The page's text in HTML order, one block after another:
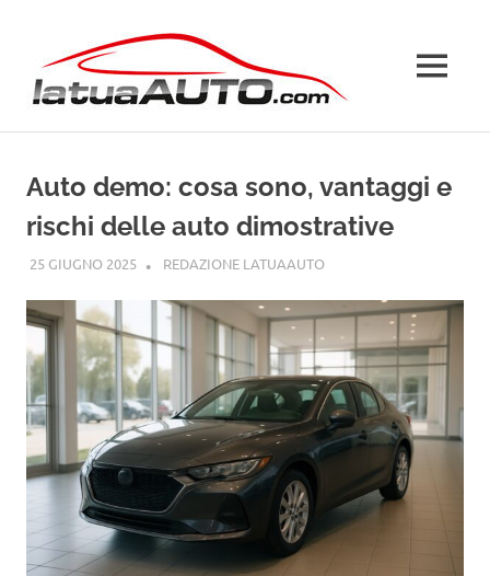
contenuto
MENU
Auto demo: cosa sono, vantaggi e
rischi delle auto dimostrative
25 GIUGNO 2025 REDAZIONE LATUAAUTOGUIDE